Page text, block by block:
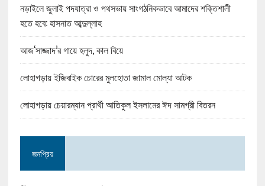
নড়াইলে জুলাই পদযাত্রা ও পথসভায় সাংগঠনিকভাবে আমাদের শক্তিশালী
হতে হবে: হাসনাত আব্দুল্লাহ
আজ‘সাজ্জাদ’র গায়ে হলুদ, কাল বিয়ে
লোহাগড়ায় ইজিবাইক চোরের মুলহোতা জামাল মোল্যা আটক
লোহাগড়ায় চেয়ারম্যান প্রার্থী আতিকুল ইসলামের ঈদ সামগ্রী বিতরন
জনপ্রিয়